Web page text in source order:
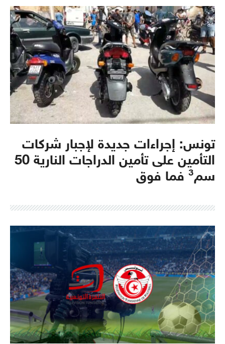
تونس: إجراءات جديدة لإجبار شركات
التأمين على تأمين الدراجات النارية 50
سم³ فما فوق